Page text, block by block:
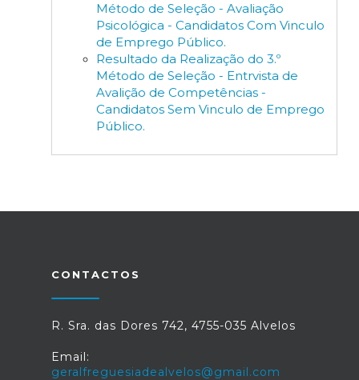
Método de Seleção - Avaliação
Psicológica - Candidatos Com Vinculo
de Emprego Público.
Resultado da Realização do 3.º
Método de Seleção - Entrvista de
Avalição de Competências -
Candidatos Sem Vinculo de Emprego
Público.
CONTACTOS
R. Sra. das Dores 742, 4755-035 Alvelos
Email:
geralfreguesiadealvelos@gmail.com